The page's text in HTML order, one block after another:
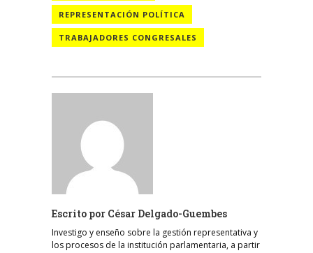
REPRESENTACIÓN POLÍTICA
TRABAJADORES CONGRESALES
Escrito por César Delgado-Guembes
Investigo y enseño sobre la gestión representativa y
los procesos de la institución parlamentaria, a partir